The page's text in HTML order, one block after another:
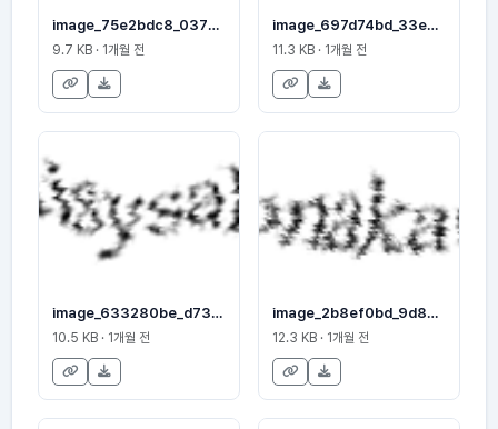
image_75e2bdc8_037965da64
9.7 KB · 1개월 전
image_697d74bd_33e230bac6
11.3 KB · 1개월 전
image_633280be_d73fc68f96
10.5 KB · 1개월 전
image_2b8ef0bd_9d857cb9cc
12.3 KB · 1개월 전